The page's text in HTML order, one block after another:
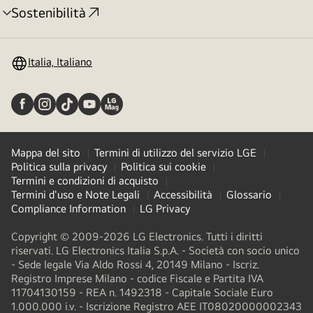
Sostenibilità
Attivazione
Italia, Italiano
Mappa del sito
Termini di utilizzo del servizio LGE
Politica sulla privacy
Politica sui cookie
Termini e condizioni di acquisto
Termini d'uso e Note Legali
Accessibilità
Glossario
Compliance Information
LG Privacy
Copyright © 2009-2026 LG Electronics. Tutti i diritti
riservati. LG Electronics Italia S.p.A. - Società con socio unico
- Sede legale Via Aldo Rossi 4, 20149 Milano - Iscriz.
Registro Imprese Milano - codice Fiscale e Partita IVA
11704130159 - REA n. 1492318 - Capitale Sociale Euro
1.000.000 i.v. - Iscrizione Registro AEE IT08020000002343​